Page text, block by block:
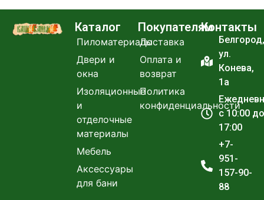
Каталог
Пиломатериалы
Двери и
окна
Изоляционные
и
отделочные
материалы
Мебель
Аксессуары
для бани
Покупателям
Доставка
Оплата и
возврат
Политика
конфиденциальности
Контакты
Белгород,
ул.
Конева,
1а
с 10:00 до
17:00
+7-
951-
157-90-
88